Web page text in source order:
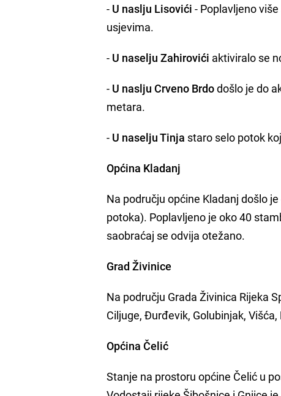
- U naslju Lisovići - Poplavljeno
usjevima.
- U naselju Zahirovići aktiviralo se
- U naslju Crveno Brdodošlo je do
metara.
- U naselju Tinja staro selo potok
Općina Kladanj
Na području općine Kladanj došlo
potoka). Poplavljeno je oko 40
saobraćaj se odvija otežano.
Grad Živinice
Na području Grada Živinica Rijeka
Ciljuge, Đurđevik, Golubinjak,
Općina Čelić
Stanje na prostoru općine Čelić u